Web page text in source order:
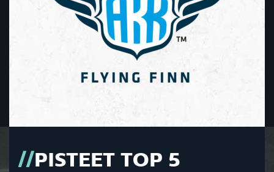
PISTEET TOP 5